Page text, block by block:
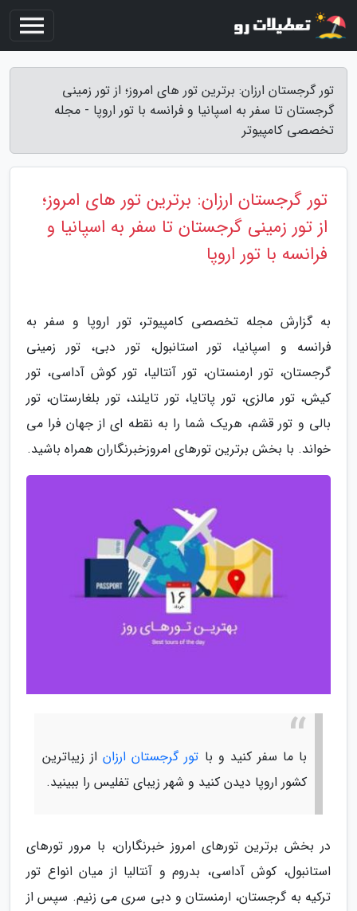
تور گرجستان ارزان: برترین تور های امروز؛ از تور زمینی
گرجستان تا سفر به اسپانیا و فرانسه با تور اروپا - مجله
تخصصی کامپیوتر
تور گرجستان ارزان: برترین تور های امروز؛
از تور زمینی گرجستان تا سفر به اسپانیا و
فرانسه با تور اروپا
به گزارش مجله تخصصی کامپیوتر، تور اروپا و سفر به
فرانسه و اسپانیا، تور استانبول، تور دبی، تور زمینی
گرجستان، تور ارمنستان، تور آنتالیا، تور کوش آداسی، تور
کیش، تور مالزی، تور پاتایا، تور تایلند، تور بلغارستان، تور
بالی و تور قشم، هریک شما را به نقطه ای از جهان فرا می
خواند. با بخش برترین تورهای امروزخبرنگاران همراه باشید.
با ما سفر کنید و با تور گرجستان ارزاناز زیباترین
کشور اروپا دیدن کنید و شهر زیبای تفلیس را ببینید.
در بخش برترین تورهای امروز خبرنگاران، با مرور تورهای
استانبول، کوش آداسی، بدروم و آنتالیا از میان انواع تور
ترکیه به گرجستان، ارمنستان و دبی سری می زنیم. سپس از